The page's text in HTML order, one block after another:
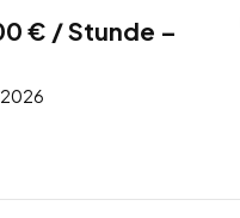
€ / Stunde –